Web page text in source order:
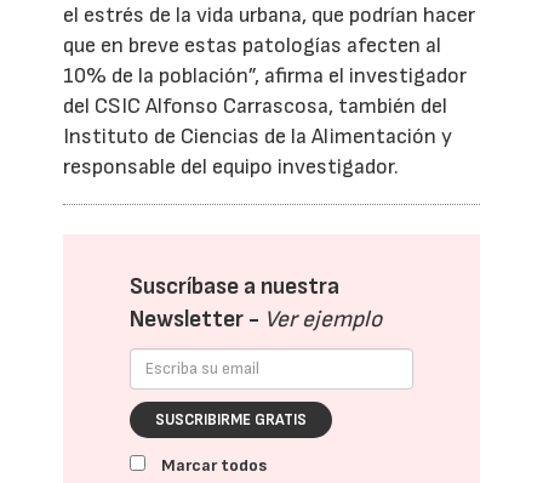
el estrés de la vida urbana, que podrían hacer
que en breve estas patologías afecten al
10% de la población”, afirma el investigador
del CSIC Alfonso Carrascosa, también del
Instituto de Ciencias de la Alimentación y
responsable del equipo investigador.
Suscríbase a nuestra
Newsletter - Ver ejemplo
SUSCRIBIRME GRATIS
Marcar todos